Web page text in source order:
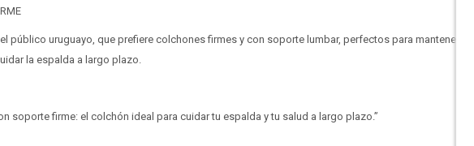
público uruguayo, que prefiere colchones firmes y con soporte lumbar, perfectos para mantener una
la espalda a largo plazo.
soporte firme: el colchón ideal para cuidar tu espalda y tu salud a largo plazo.”
Día Mes Año
puede variar por comercio
Día Mes Año
puede variar por comercio